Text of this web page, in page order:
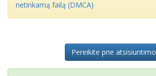
netinkamą failą (DMCA)
Pereikite prie atsisiuntimo